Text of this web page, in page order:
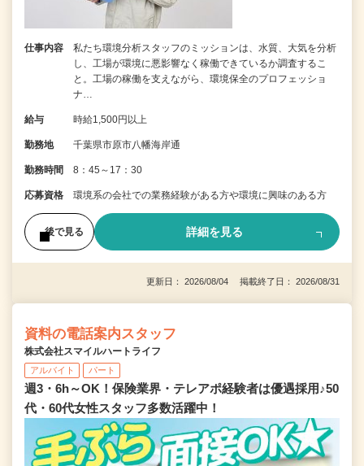
仕事内容
私たち環境分析スタッフのミッションは、水質、大気を分析
し、工場が環境に悪影響なく稼働できているか調査するこ
と。工場の稼働を支えながら、環境保全のプロフェッショ
ナ…
給与 時給1,500円以上
勤務地 千葉県市原市八幡海岸通
勤務時間 8：45～17：30
応募資格 環境系の会社での業務経験がある方や環境に興味のある方
後で見る 詳細を見る
更新日： 2026/08/04 掲載終了日： 2026/08/31
資料の電話案内スタッフ
株式会社スマイルハートライフ
アルバイト パート
週3・6h～OK！保険業界・テレアポ経験者は優遇採用♪50
代・60代女性スタッフ多数活躍中！